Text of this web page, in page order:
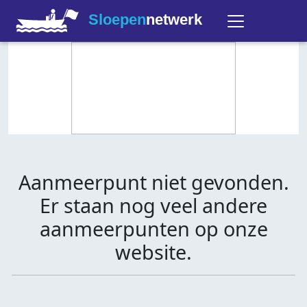
Sloepennetwerk
Aanmeerpunt niet gevonden.
Er staan nog veel andere
aanmeerpunten op onze
website.